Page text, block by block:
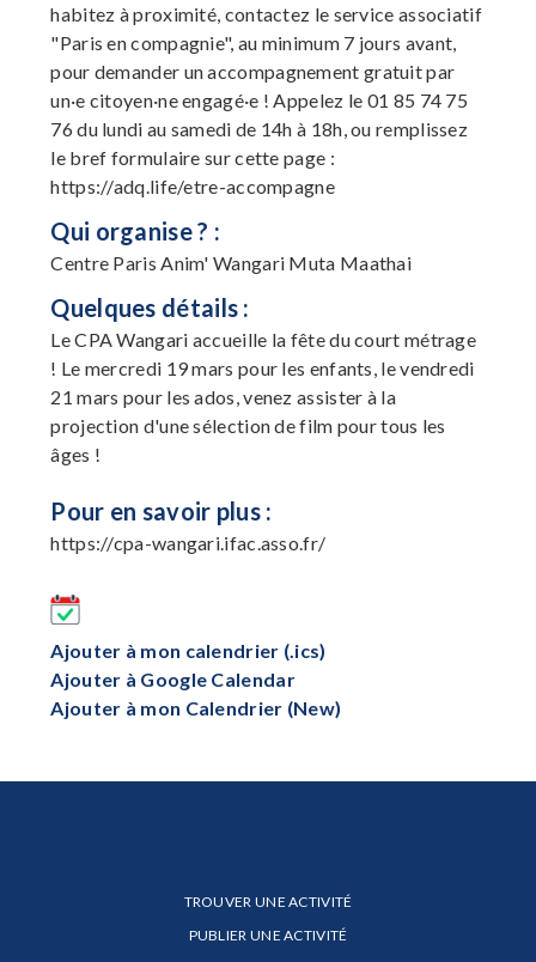
habitez à proximité, contactez le service associatif
"Paris en compagnie", au minimum 7 jours avant,
pour demander un accompagnement gratuit par
un·e citoyen·ne engagé·e ! Appelez le 01 85 74 75
76 du lundi au samedi de 14h à 18h, ou remplissez
le bref formulaire sur cette page :
https://adq.life/etre-accompagne
Qui organise ? :
Centre Paris Anim' Wangari Muta Maathai
Quelques détails :
Le CPA Wangari accueille la fête du court métrage
! Le mercredi 19 mars pour les enfants, le vendredi
21 mars pour les ados, venez assister à la
projection d'une sélection de film pour tous les
âges !
Pour en savoir plus :
https://cpa-wangari.ifac.asso.fr/
Ajouter à mon calendrier (.ics)
Ajouter à Google Calendar
Ajouter à mon Calendrier (New)
TROUVER UNE ACTIVITÉ
PUBLIER UNE ACTIVITÉ